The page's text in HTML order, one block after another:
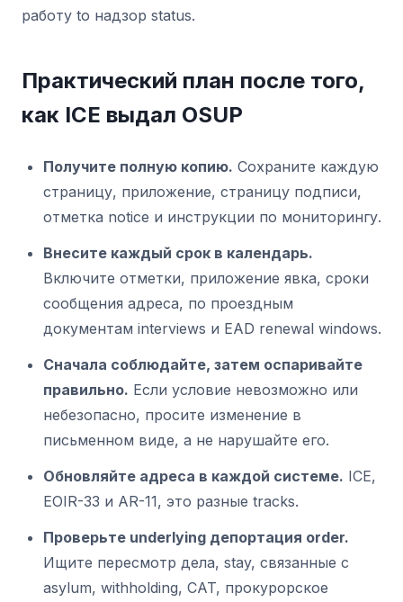
работу to надзор status.
Практический план после того,
как ICE выдал OSUP
Получите полную копию. Сохраните каждую
страницу, приложение, страницу подписи,
отметка notice и инструкции по мониторингу.
Внесите каждый срок в календарь.
Включите отметки, приложение явка, сроки
сообщения адреса, по проездным
документам interviews и EAD renewal windows.
Сначала соблюдайте, затем оспаривайте
правильно. Если условие невозможно или
небезопасно, просите изменение в
письменном виде, а не нарушайте его.
Обновляйте адреса в каждой системе. ICE,
EOIR-33 и AR-11, это разные tracks.
Проверьте underlying депортация order.
Ищите пересмотр дела, stay, связанные с
asylum, withholding, CAT, прокурорское